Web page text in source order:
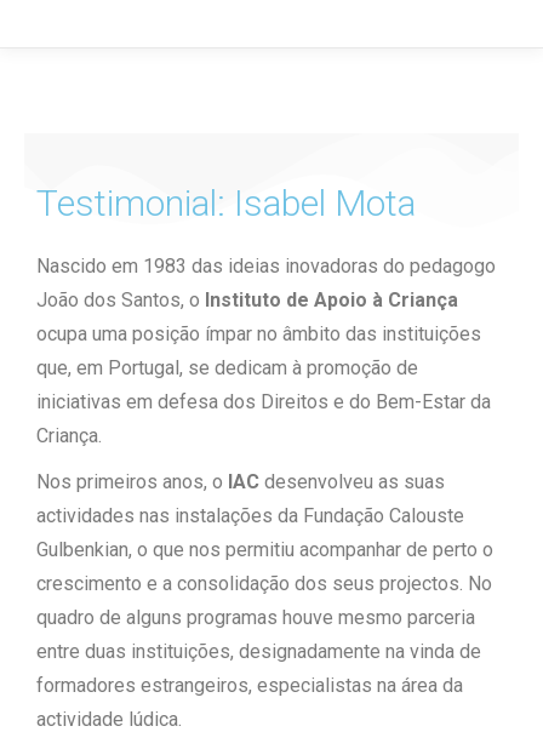
Testimonial: Isabel Mota
Nascido em 1983 das ideias inovadoras do pedagogo
João dos Santos, o Instituto de Apoio à Criança
ocupa uma posição ímpar no âmbito das instituições
que, em Portugal, se dedicam à promoção de
iniciativas em defesa dos Direitos e do Bem-Estar da
Criança.
Nos primeiros anos, o IAC desenvolveu as suas
actividades nas instalações da Fundação Calouste
Gulbenkian, o que nos permitiu acompanhar de perto o
crescimento e a consolidação dos seus projectos. No
quadro de alguns programas houve mesmo parceria
entre duas instituições, designadamente na vinda de
formadores estrangeiros, especialistas na área da
actividade lúdica.